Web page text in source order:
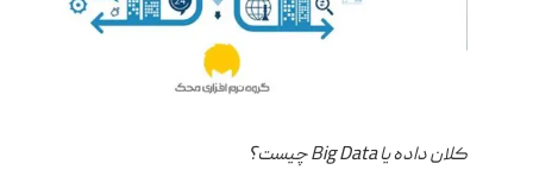
کلان داده یا Big Data چیست؟